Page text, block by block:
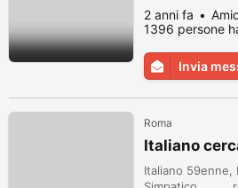
trovo più a mio
posso. 3 4 0 3 8
2 anni fa
1396 persone
Invia
Roma
Italiano
Italiano 59enne,